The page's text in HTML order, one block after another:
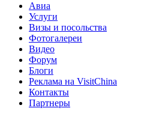
Авиа
Услуги
Визы и посольства
Фотогалереи
Видео
Форум
Блоги
Реклама на VisitChina
Контакты
Партнеры